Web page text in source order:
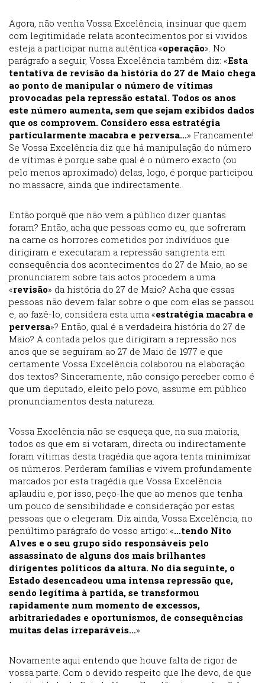
Agora, não venha Vossa Excelência, insinuar que quem
com legitimidade relata acontecimentos por si vividos
esteja a participar numa autêntica «operação». No
parágrafo a seguir, Vossa Excelência também diz: «Esta
tentativa de revisão da história do 27 de Maio chega
ao ponto de manipular o número de vítimas
provocadas pela repressão estatal. Todos os anos
este número aumenta, sem que sejam exibidos dados
que os comprovem. Considero essa estratégia
particularmente macabra e perversa…» Francamente!
Se Vossa Excelência diz que há manipulação do número
de vítimas é porque sabe qual é o número exacto (ou
pelo menos aproximado) delas, logo, é porque participou
no massacre, ainda que indirectamente.
Então porquê que não vem a público dizer quantas
foram? Então, acha que pessoas como eu, que sofreram
na carne os horrores cometidos por indivíduos que
dirigiram e executaram a repressão sangrenta em
consequência dos acontecimentos do 27 de Maio, ao se
pronunciarem sobre tais actos procedem a uma
«revisão» da história do 27 de Maio? Acha que essas
pessoas não devem falar sobre o que com elas se passou
e, ao fazê-lo, considera esta uma «estratégia macabra e
perversa»? Então, qual é a verdadeira história do 27 de
Maio? A contada pelos que dirigiram a repressão nos
anos que se seguiram ao 27 de Maio de 1977 e que
certamente Vossa Excelência colaborou na elaboração
dos textos? Sinceramente, não consigo perceber como é
que um deputado, eleito pelo povo, assume em público
pronunciamentos desta natureza.
Vossa Excelência não se esqueça que, na sua maioria,
todos os que em si votaram, directa ou indirectamente
foram vítimas desta tragédia que agora tenta minimizar
os números. Perderam famílias e vivem profundamente
marcados por esta tragédia que Vossa Excelência
aplaudiu e, por isso, peço-lhe que ao menos que tenha
um pouco de sensibilidade e consideração por estas
pessoas que o elegeram. Diz ainda, Vossa Excelência, no
penúltimo parágrafo do vosso artigo: «…tendo Nito
Alves e o seu grupo sido responsáveis pelo
assassinato de alguns dos mais brilhantes
dirigentes políticos da altura. No dia seguinte, o
Estado desencadeou uma intensa repressão que,
sendo legítima à partida, se transformou
rapidamente num momento de excessos,
arbitrariedades e oportunismos, de consequências
muitas delas irreparáveis…»
Novamente aqui entendo que houve falta de rigor de
vossa parte. Com o devido respeito que lhe devo, de que